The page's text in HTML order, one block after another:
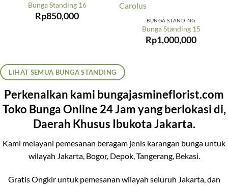
Bunga Standing 16
Rp850,000 BUNGA STANDING
Bunga Standing 15
Rp1,000,000
LIHAT SEMUA BUNGA STANDING
Perkenalkan kami bungajasmineflorist.com
Toko Bunga Online 24 Jam yang berlokasi di,
Daerah Khusus Ibukota Jakarta.
Kami melayani pemesanan beragam jenis karangan bunga untuk
wilayah Jakarta, Bogor, Depok, Tangerang, Bekasi.
Gratis Ongkir untuk pemesanan wilayah seluruh Jakarta, dan